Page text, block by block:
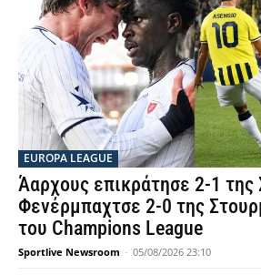
EUROPA LEAGUE
Άαρχους επικράτησε 2-1 της
Φενέρμπαχτσε 2-0 της
του Champions League
Sportlive Newsroom - 05/08/2026 23:10